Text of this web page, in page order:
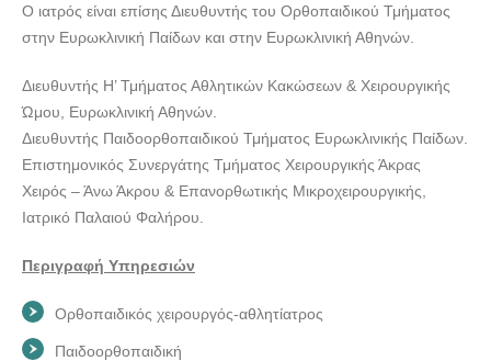
Ο ιατρός είναι επίσης Διευθυντής του Ορθοπαιδικού Τμήματος
στην Ευρωκλινική Παίδων και στην Ευρωκλινική Αθηνών.
Διευθυντής Η’ Τμήματος Αθλητικών Κακώσεων & Χειρουργικής
Ώμου, Ευρωκλινική Αθηνών.
Διευθυντής Παιδοορθοπαιδικού Τμήματος Ευρωκλινικής Παίδων.
Επιστημονικός Συνεργάτης Τμήματος Χειρουργικής Άκρας
Χειρός – Άνω Άκρου & Επανορθωτικής Μικροχειρουργικής,
Ιατρικό Παλαιού Φαλήρου.
Περιγραφή Υπηρεσιών
Ορθοπαιδικός χειρουργός-αθλητίατρος
Παιδοορθοπαιδική